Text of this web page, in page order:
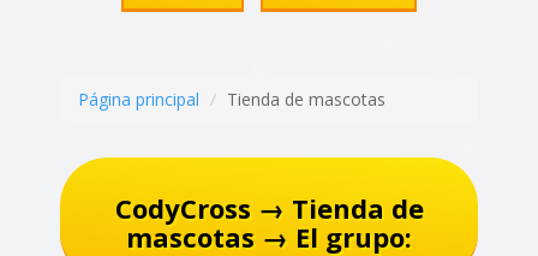
Página principal Tienda de mascotas
CodyCross → Tienda de
mascotas → El grupo: